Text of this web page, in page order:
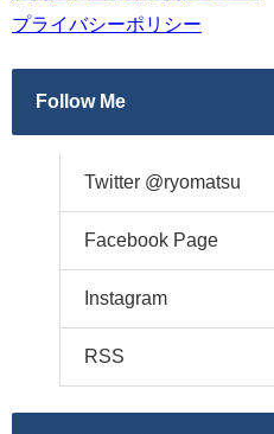
プライバシーポリシー
Follow Me
Twitter @ryomatsu
Facebook Page
Instagram
RSS